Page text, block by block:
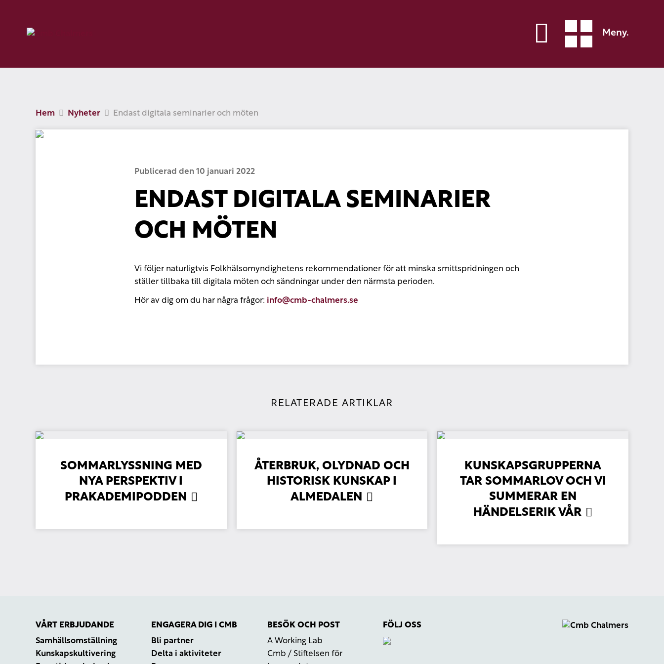
Meny.
Hem Nyheter Endast digitala seminarier och möten
Publicerad den 10 januari 2022
ENDAST DIGITALA SEMINARIER
OCH MÖTEN
Vi följer naturligtvis Folkhälsomyndighetens rekommendationer för att minska smittspridningen och
ställer tillbaka till digitala möten och sändningar under den närmsta perioden.
Hör av dig om du har några frågor: info@cmb-chalmers.se
RELATERADE ARTIKLAR
SOMMARLYSSNING MED
NYA PERSPEKTIV I
PRAKADEMIPODDEN
ÅTERBRUK, OLYDNAD OCH
HISTORISK KUNSKAP I
ALMEDALEN
KUNSKAPSGRUPPERNA
TAR SOMMARLOV OCH VI
SUMMERAR EN
HÄNDELSERIK VÅR
VÅRT ERBJUDANDE
Samhällsomställning
Kunskapskultivering
ENGAGERA DIG I CMB
Bli partner
Delta i aktiviteter
BESÖK OCH POST
A Working Lab
Cmb / Stiftelsen för
FÖLJ OSS